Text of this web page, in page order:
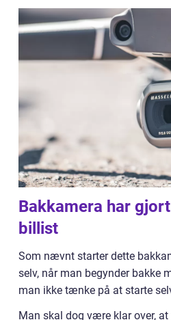
Bakkamera har
billist
Som nævnt starter dette
selv, når man begynder bakke
man ikke tænke på at starte
Man skal dog være klar over,